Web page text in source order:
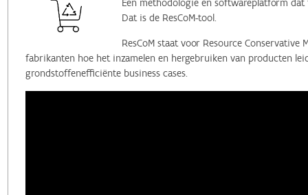
Een methodologie en softwareplatform
Dat is de ResCoM-tool.
ResCoM staat voor Resource
fabrikanten hoe het inzamelen en hergebruiken van producten
grondstoffenefficiënte business cases.